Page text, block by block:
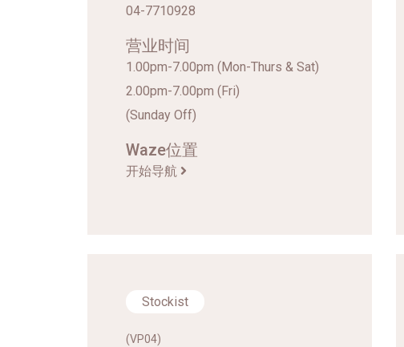
04-7710928
营业时间
1.00pm-7.00pm (Mon-Thurs & Sat)
2.00pm-7.00pm (Fri)
(Sunday Off)
Waze位置
开始导航
Stockist
(VP04)